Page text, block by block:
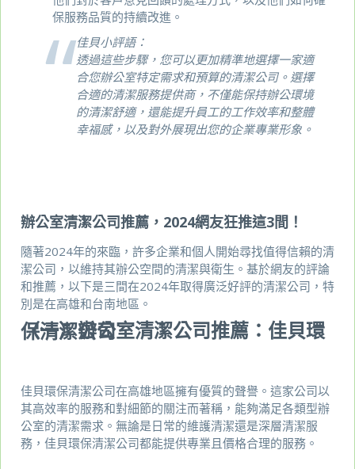
保服務品質的持續改進。
佳貝小評語：
透過這些步驟，您可以更加精準地選擇一家適
合您辦公室特定需求和預算的清潔公司。選擇
合適的清潔服務提供商，不僅能保持辦公環境
的清潔舒適，還能提升員工的工作效率和整體
幸福感，以及對外展現出您的企業專業形象。
辦公室清潔公司推薦，2024網友狂推這3間！
隨著2024年的來臨，許多企業和個人開始尋找值得信賴的清
潔公司，以維持其辦公空間的清潔與衛生。基於網友的評論
和推薦，以下是三間在2024年取得廣泛好評的清潔公司，特
別是在高雄和台南地區。
（一）辦公室清潔公司推薦：佳貝環保清潔公司
佳貝環保清潔公司在高雄地區擁有優質的聲譽。這家公司以
其高效率的服務和對細節的關注而著稱，能夠滿足各類型辦
公室的清潔需求。無論是日常的維護清潔還是深層清潔服
務，佳貝環保清潔公司都能提供專業且價格合理的服務。